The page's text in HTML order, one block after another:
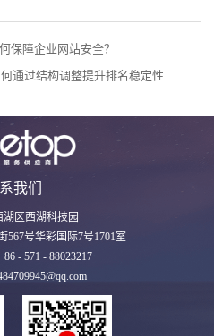
保障企业网站安全？
通过结构调整提升排名稳定性
我们
湖区西湖科技园
号华彩国际7号1701室
- 571 - 88023217